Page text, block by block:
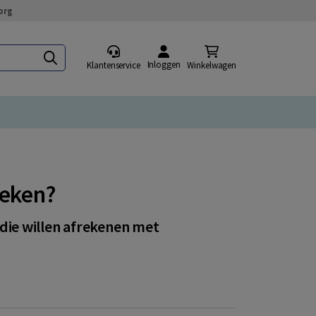
Klantenservice Inloggen Winkelwagen
willen afrekenen met